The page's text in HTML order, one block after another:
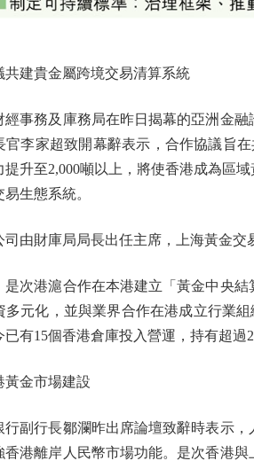
建貴金屬跨境交易清算系統
務及庫務局在昨日揭幕的亞洲金融
官李家超致開幕辭表示，合作協議旨
提升至2,000噸以上，將使香港成為區
生態系統。
財庫局局長出任主席，上海黃金交
港滬合作在本港建立「黃金中央結
多元化，並與業界合作在港成立行業
有15個香港倉庫投入營運，持有超過
金市場建設
行長鄒瀾昨出席論壇致辭時表示，
香港離岸人民幣市場功能。是次香港